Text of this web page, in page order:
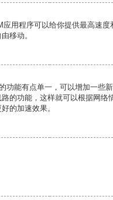
应用程序可以给你提供最高速度
移动。
功能有点单一，可以增加一些
的功能，这样就可以根据网络
的加速效果。